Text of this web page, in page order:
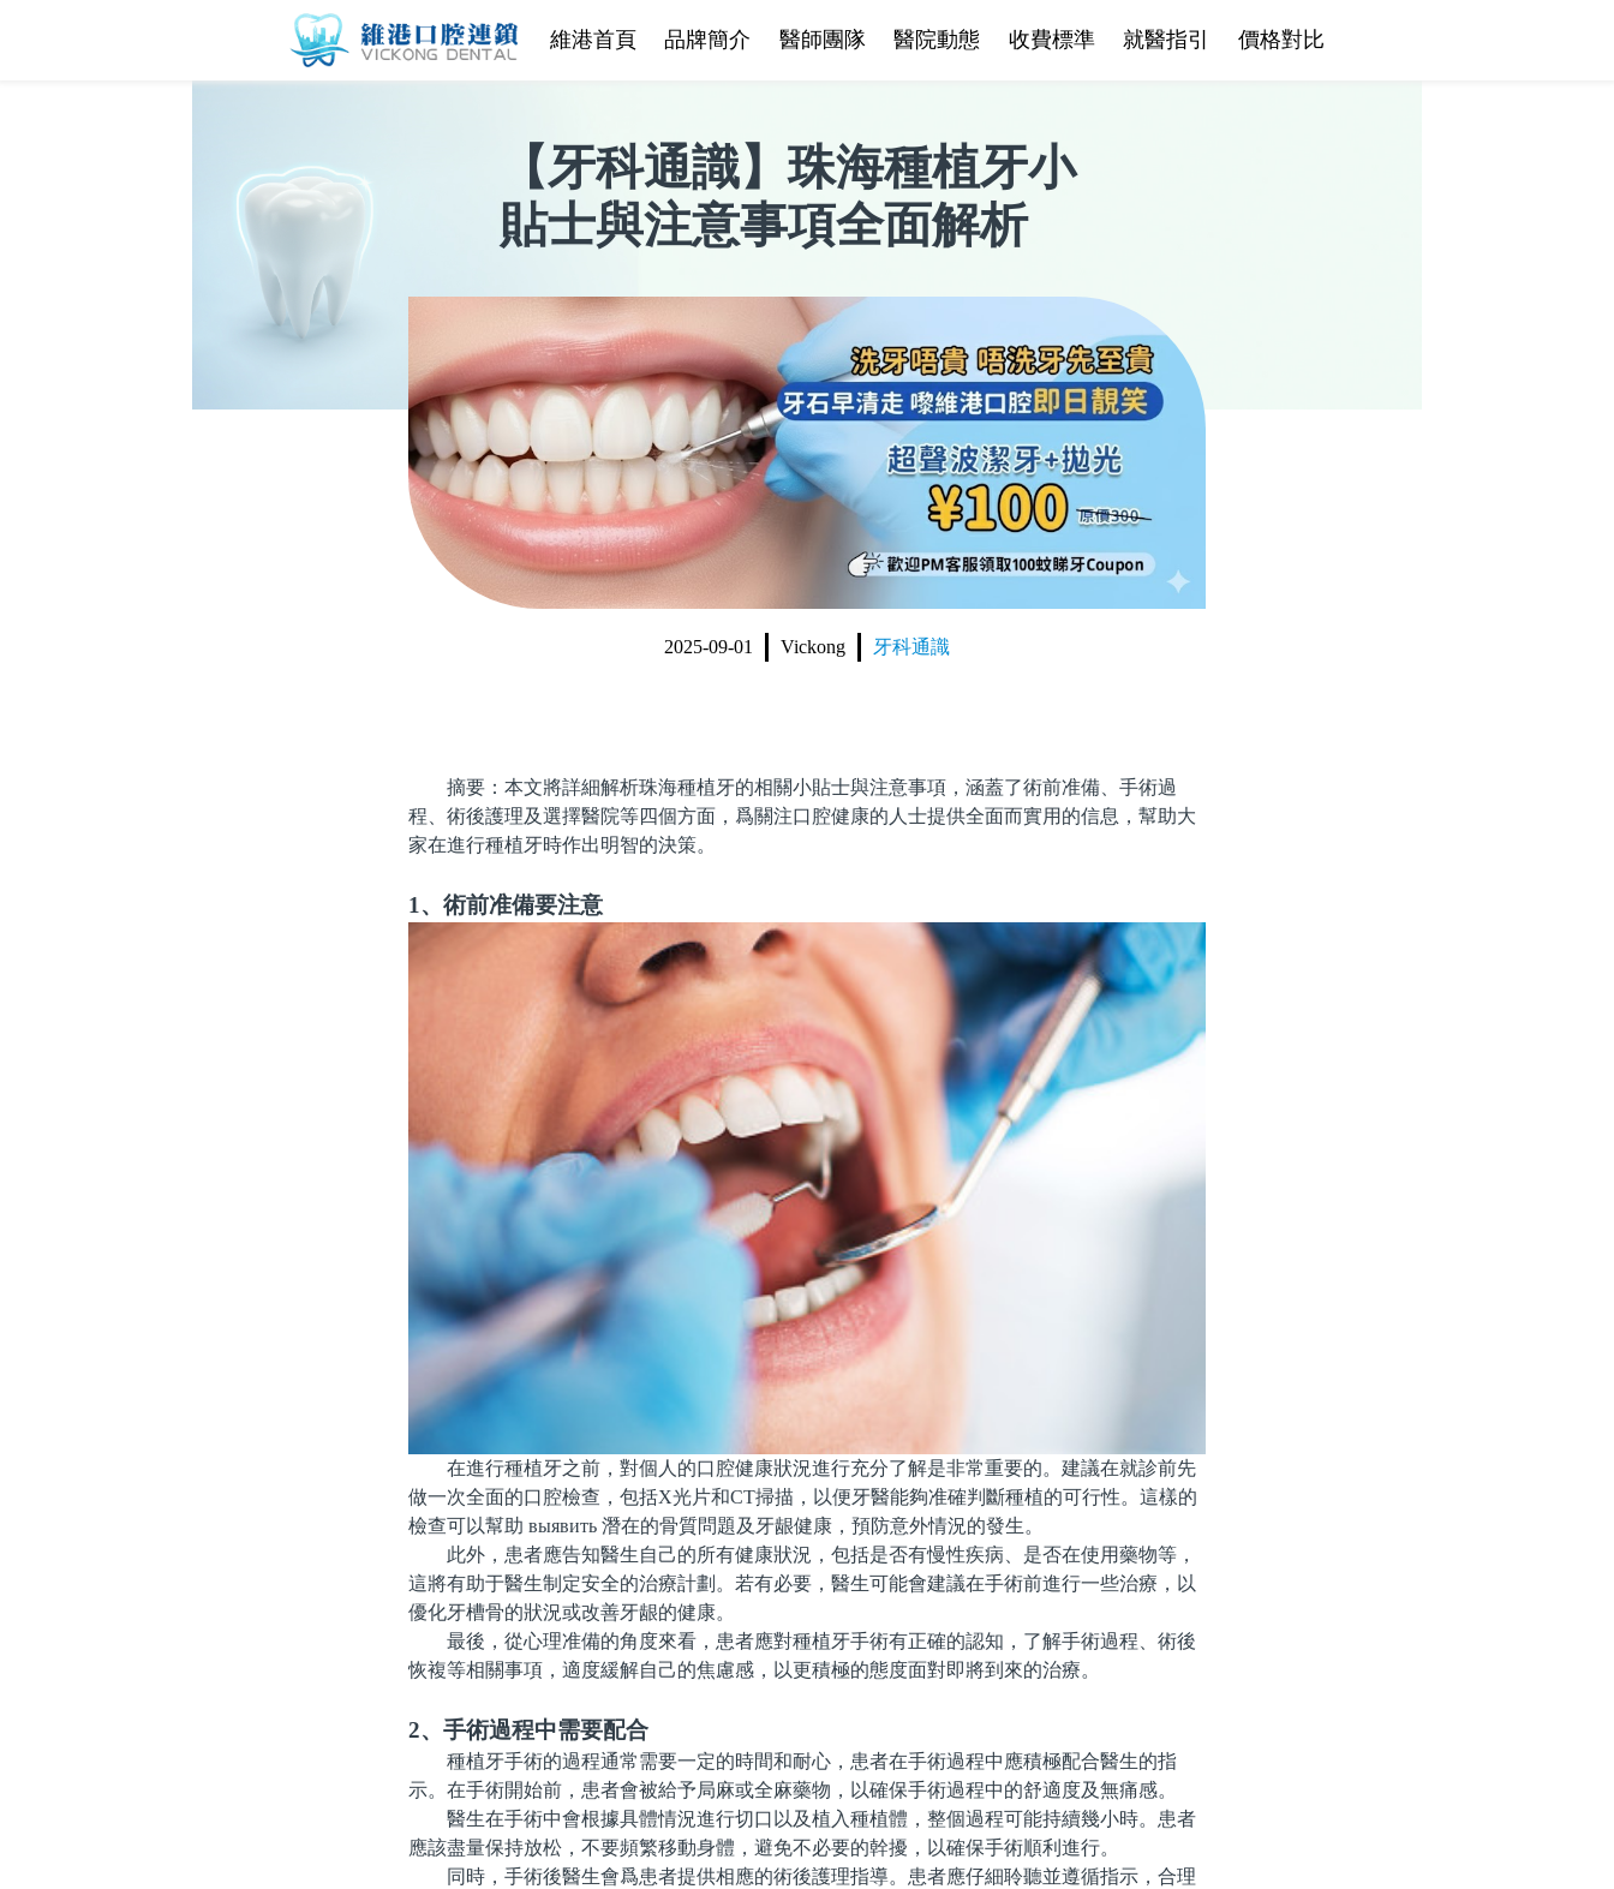
維港首頁 品牌簡介 醫師團隊 醫院動態 收費標準 就醫指引 價格對比
【牙科通識】珠海種植牙小
貼士與注意事項全面解析
2025-09-01 Vickong 牙科通識
摘要：本文將詳細解析珠海種植牙的相關小貼士與注意事項，涵蓋了術前准備、手術過
程、術後護理及選擇醫院等四個方面，爲關注口腔健康的人士提供全面而實用的信息，幫助大
家在進行種植牙時作出明智的決策。
1、術前准備要注意
在進行種植牙之前，對個人的口腔健康狀況進行充分了解是非常重要的。建議在就診前先
做一次全面的口腔檢查，包括X光片和CT掃描，以便牙醫能夠准確判斷種植的可行性。這樣的
檢查可以幫助 выявить 潛在的骨質問題及牙龈健康，預防意外情況的發生。
此外，患者應告知醫生自己的所有健康狀況，包括是否有慢性疾病、是否在使用藥物等，
這將有助于醫生制定安全的治療計劃。若有必要，醫生可能會建議在手術前進行一些治療，以
優化牙槽骨的狀況或改善牙龈的健康。
最後，從心理准備的角度來看，患者應對種植牙手術有正確的認知，了解手術過程、術後
恢複等相關事項，適度緩解自己的焦慮感，以更積極的態度面對即將到來的治療。
2、手術過程中需要配合
種植牙手術的過程通常需要一定的時間和耐心，患者在手術過程中應積極配合醫生的指
示。在手術開始前，患者會被給予局麻或全麻藥物，以確保手術過程中的舒適度及無痛感。
醫生在手術中會根據具體情況進行切口以及植入種植體，整個過程可能持續幾小時。患者
應該盡量保持放松，不要頻繁移動身體，避免不必要的幹擾，以確保手術順利進行。
同時，手術後醫生會爲患者提供相應的術後護理指導。患者應仔細聆聽並遵循指示，合理